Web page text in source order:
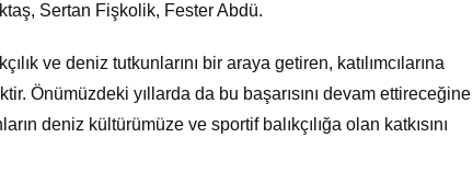
Sertan Fişkolik, Fester Abdü.
ve deniz tutkunlarını bir araya getiren, katılımcılarına
Önümüzdeki yıllarda da bu başarısını devam ettireceğine
deniz kültürümüze ve sportif balıkçılığa olan katkısını